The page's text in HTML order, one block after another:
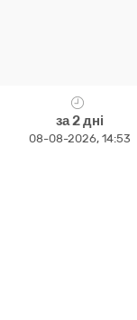
за 2 дні
08-08-2026, 14:53